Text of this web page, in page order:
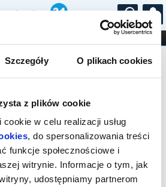
Szczegóły O plikach cookies
z plików cookie
w celu realizacji usług
, do spersonalizowania treści
funkcje społecznościowe i
witrynie. Informacje o tym, jak
udostępniamy partnerom
...
I BALET
STAND-UP
on-line na wydarzenie